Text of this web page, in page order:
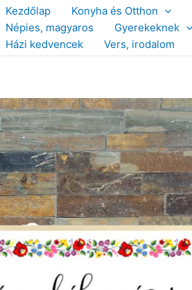
Kezdőlap Konyha és Otthon
Népies, magyaros
Gyerekeknek
Házi kedvencek
Vers, irodalom